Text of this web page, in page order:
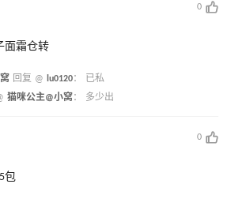
0
面霜仓转
回复 @ lu0120：
已私
猫咪公主@小窝 ： 多少出
0
包